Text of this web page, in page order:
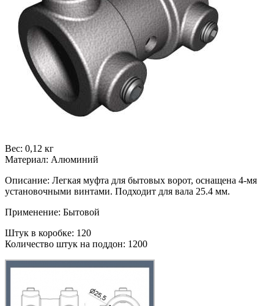
Вес: 0,12 кг
Материал: Алюминий
Описание: Легкая муфта для бытовых ворот, оснащена 4-мя
установочными винтами. Подходит для вала 25.4 мм.
Применение: Бытовой
Штук в коробке: 120
Количество штук на поддон: 1200